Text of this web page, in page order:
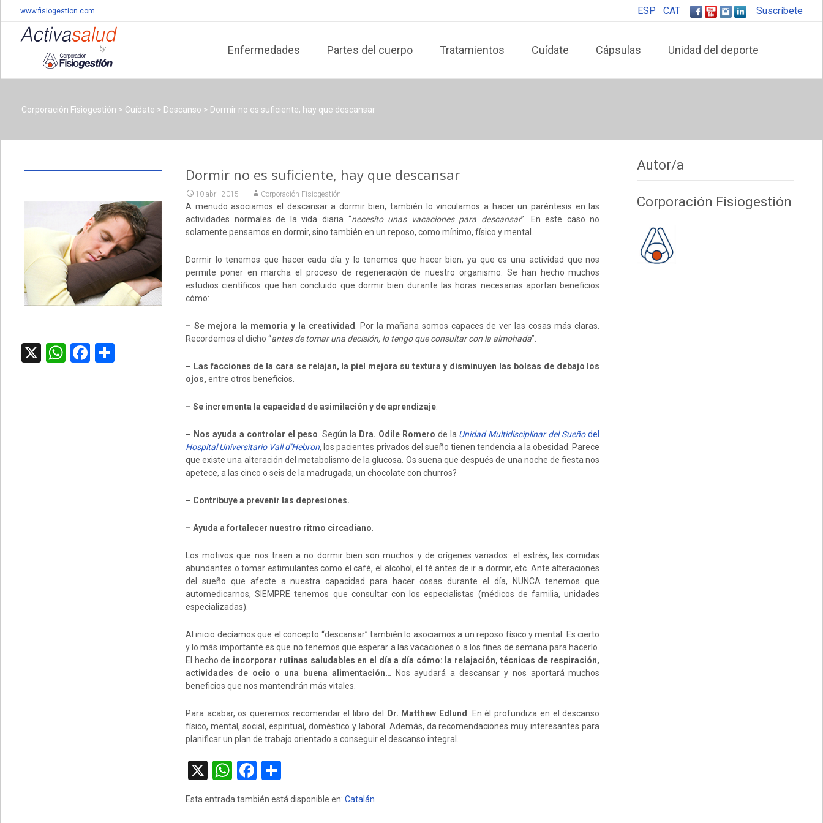
ESP CAT Suscríbete
www.fisiogestion.com
content
Enfermedades Partes del cuerpo Tratamientos Cuídate Cápsulas Unidad del deporte
Corporación Fisiogestión > Cuídate > Descanso > Dormir no es suficiente, hay que descansar
X WhatsApp
Facebook
Dormir no es suficiente, hay que descansar
10 abril 2015 Corporación Fisiogestión
A menudo asociamos el descansar a dormir bien, también lo vinculamos a hacer un paréntesis en las
actividades normales de la vida diaria “necesito unas vacaciones para descansar”. En este caso no
solamente pensamos en dormir, sino también en un reposo, como mínimo, físico y mental.
Dormir lo tenemos que hacer cada día y lo tenemos que hacer bien, ya que es una actividad que nos
permite poner en marcha el proceso de regeneración de nuestro organismo. Se han hecho muchos
estudios científicos que han concluido que dormir bien durante las horas necesarias aportan beneficios
cómo:
– Se mejora la memoria y la creatividad
. Por la mañana somos capaces de ver las cosas más claras.
Recordemos el dicho “antes de tomar una decisión, lo tengo que consultar con la almohada”.
– Las facciones de la cara se relajan, la piel mejora su textura y disminuyen las bolsas de debajo los
ojos, entre otros beneficios.
– Se incrementa la capacidad de asimilación y de aprendizaje.
– Nos ayuda a controlar el peso . Según la Dra. Odile Romero de la Unidad Multidisciplinar del Sueñodel
Hospital Universitario Vall d’Hebron, los pacientes privados del sueño tienen tendencia a la obesidad. Parece
que existe una alteración del metabolismo de la glucosa. Os suena que después de una noche de fiesta nos
apetece, a las cinco o seis de la madrugada, un chocolate con churros?
– Contribuye a prevenir las depresiones.
– Ayuda a fortalecer nuestro ritmo circadiano
Los motivos que nos traen a no dormir bien son muchos y de orígenes variados: el estrés, las comidas
abundantes o tomar estimulantes como el café, el alcohol, el té antes de ir a dormir, etc. Ante alteraciones
del sueño que afecte a nuestra capacidad para hacer cosas durante el día, NUNCA tenemos que
automedicarnos, SIEMPRE tenemos que consultar con los especialistas (médicos de familia, unidades
especializadas).
Al inicio decíamos que el concepto “descansar” también lo asociamos a un reposo físico y mental. Es cierto
y lo más importante es que no tenemos que esperar a las vacaciones o a los fines de semana para hacerlo.
El hecho de incorporar rutinas saludables en el día a día cómo: la relajación, técnicas de respiración,
actividades de ocio o una buena alimentación… Nos ayudará a descansar y nos aportará muchos
beneficios que nos mantendrán más vitales.
Para acabar, os queremos recomendar el libro del Dr. Matthew Edlund
. En él profundiza en el descanso
físico, mental, social, espiritual, doméstico y laboral. Además, da recomendaciones muy interesantes para
planificar un plan de trabajo orientado a conseguir el descanso integral.
X W
h
at
F
a
ce
C
o
m
Esta entrada también está disponible en: Catalán
Autor/a
Corporación Fisiogestión